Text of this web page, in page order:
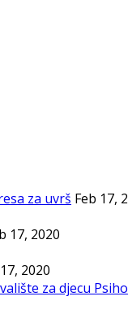
za uvrš Feb 17,
17, 2020
2020
za djecu